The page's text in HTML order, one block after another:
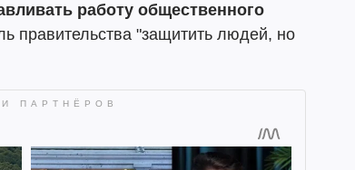
работу общественного
правительства "защитить людей, но